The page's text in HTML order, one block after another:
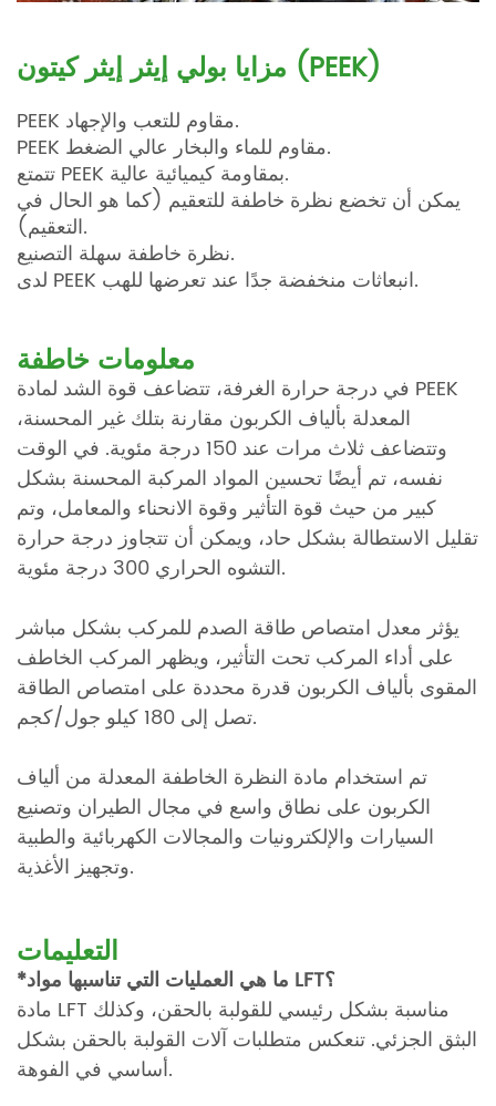
مزايا بولي إيثر إيثر كيتون (PEEK)
PEEK مقاوم للتعب والإجهاد.
PEEK مقاوم للماء والبخار عالي الضغط.
تتمتع PEEK بمقاومة كيميائية عالية.
يمكن أن تخضع نظرة خاطفة للتعقيم (كما هو الحال في
التعقيم).
نظرة خاطفة سهلة التصنيع.
لدى PEEK انبعاثات منخفضة جدًا عند تعرضها للهب.
معلومات خاطفة
في درجة حرارة الغرفة، تتضاعف قوة الشد لمادة PEEK
المعدلة بألياف الكربون مقارنة بتلك غير المحسنة،
وتتضاعف ثلاث مرات عند 150 درجة مئوية. في الوقت
نفسه، تم أيضًا تحسين المواد المركبة المحسنة بشكل
كبير من حيث قوة التأثير وقوة الانحناء والمعامل، وتم
تقليل الاستطالة بشكل حاد، ويمكن أن تتجاوز درجة حرارة
التشوه الحراري 300 درجة مئوية.
يؤثر معدل امتصاص طاقة الصدم للمركب بشكل مباشر
على أداء المركب تحت التأثير، ويظهر المركب الخاطف
المقوى بألياف الكربون قدرة محددة على امتصاص الطاقة
تصل إلى 180 كيلو جول/كجم.
تم استخدام مادة النظرة الخاطفة المعدلة من ألياف
الكربون على نطاق واسع في مجال الطيران وتصنيع
السيارات والإلكترونيات والمجالات الكهربائية والطبية
وتجهيز الأغذية.
التعليمات
*ما هي العمليات التي
تناسبها مواد LFT؟
مادة LFT مناسبة بشكل رئيسي للقولبة بالحقن، وكذلك
البثق الجزئي. تنعكس متطلبات آلات القولبة بالحقن بشكل
أساسي في الفوهة.